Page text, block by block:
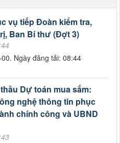
vụ tiếp Đoàn kiểm tra,
Ban Bí thư (Đợt 3)
Ngày đăng tải: 08:44
Dự toán mua sắm:
nghệ thông tin phục
chính công và UBND